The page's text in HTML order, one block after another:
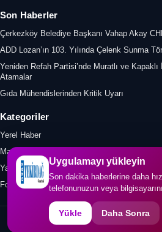
Son Haberler
Çerkezköy Belediye Başkanı Vahap Akay
ADD Lozan’ın 103. Yılında Çelenk Sunma
Yeniden Refah Partisi’nde Muratlı ve Kapaklı
Atamalar
Gıda Mühendislerinden Kritik Uyarı
Kategoriler
Yerel Haber
Manşet
Yazar
Foto Galeri
© 2026 0282tekirdaggazetesi.com. Tüm hakları
İletişim
Gizlilik
Uygulamayı yükleyin
Son dakika haberlerine daha
telefonunuzun veya
Yükle Daha Sonra